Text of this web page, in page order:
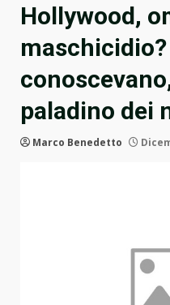
Hollywood,
paladino dei
Marco Benedetto